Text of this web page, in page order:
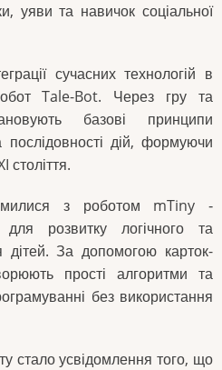
уяви та навичок соціальної
сучасних технологій в
Tale-Bot. Через гру та
базові принципи
послідовності дій, формуючи
століття.
з роботом mTiny ‑
для розвитку логічного та
дітей. За допомогою карток-
прості алгоритми та
без використання
стало усвідомлення того, що